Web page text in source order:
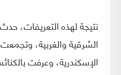
نتيجة لهذه التعريفات،
الشرقية والغربية،
الإسكندرية، وعرفت